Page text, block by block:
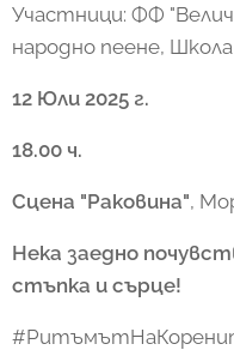
Участници: ФФ
народно пеене,
12 Юли 2025 г.
18.00 ч.
Сцена "Раковина",
Нека заедно
стъпка и сърце!